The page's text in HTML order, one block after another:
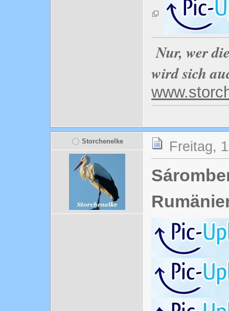
Nur, wer
wird sich
Storchenelke Freitag,